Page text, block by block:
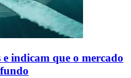
indicam que o mercado